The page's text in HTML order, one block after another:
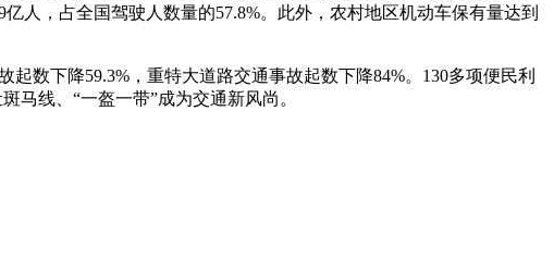
人，占全国驾驶人数量的57.8%。此外，农村地区机动车保有量达到
下降59.3%，重特大道路交通事故起数下降84%。130多项便民利
马线、“一盔一带”成为交通新风尚。